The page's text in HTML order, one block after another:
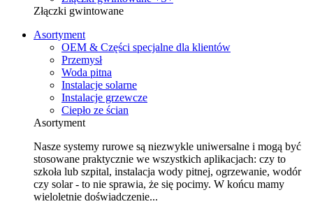
Złączki gwintowane
Asortyment
OEM & Części specjalne dla klientów
Przemysł
Woda pitna
Instalacje solarne
Instalacje grzewcze
Ciepło ze ścian
Asortyment
Nasze systemy rurowe są niezwykle uniwersalne i mogą być
stosowane praktycznie we wszystkich aplikacjach: czy to
szkoła lub szpital, instalacja wody pitnej, ogrzewanie, wodór
czy solar - to nie sprawia, że się pocimy. W końcu mamy
wieloletnie doświadczenie...